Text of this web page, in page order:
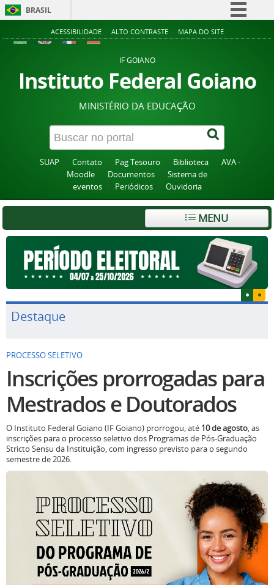
BRASIL
Simplifique!
Acesso à informação
Legislação
Canais
ACESSIBILIDADE ALTO CONTRASTE MAPA DO SITE
IF GOIANO
Instituto Federal Goiano
MINISTÉRIO DA EDUCAÇÃO
SUAP Contato Pag Tesouro Biblioteca
AVA -
Moodle
Documentos
Sistema de
eventos
Periódicos Ouvidoria
MENU
Destaque
PROCESSO SELETIVO
Inscrições prorrogadas para
Mestrados e Doutorados
O Instituto Federal Goiano (IF Goiano) prorrogou, até 10 de agosto, as
inscrições para o processo seletivo dos Programas de Pós-Graduação
Stricto Sensu da Instituição, com ingresso previsto para o segundo
semestre de 2026.